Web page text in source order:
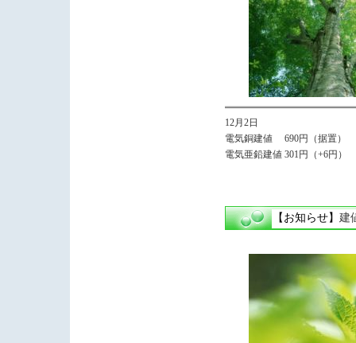
12月2日
電気銅建値 690円（据置）
電気亜鉛建値 301円（+6円）
【お知らせ】 建